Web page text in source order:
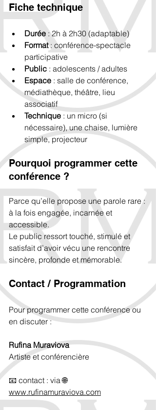
Fiche technique
Durée : 2h à 2h30 (adaptable)
Format : conférence-spectacle
participative
Public : adolescents / adultes
Espace : salle de conférence,
médiathèque, théâtre, lieu
associatif
Technique : un micro (si
nécessaire), une chaise, lumière
simple, projecteur
Pourquoi programmer cette
conférence ?
Parce qu’elle propose une parole rare :
à la fois engagée, incarnée et
accessible.
Le public ressort touché, stimulé et
satisfait d’avoir vécu une rencontre
sincère, profonde et mémorable.
Contact / Programmation
Pour programmer cette conférence ou
en discuter :
Rufina Muraviova
Artiste et conférencière
📧 contact : via 🌐
www.rufinamuraviova.com